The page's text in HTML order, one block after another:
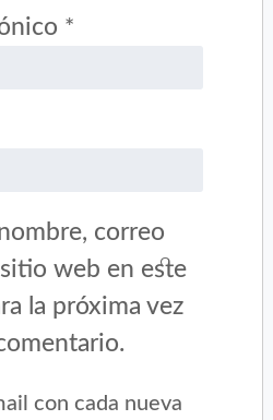
*
correo
web en este
la próxima vez
con cada nueva